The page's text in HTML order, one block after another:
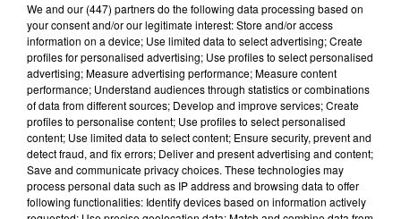
Coudray : vente aux enchères. TSF. Téléphones.
We and our (447) partnersdo the following data processing based on
your consent and/or our legitimate interest: Store and/or access
information on a device; Use limited data to select advertising; Create
profiles for personalised advertising; Use profiles to select personalised
advertising; Measure advertising performance; Measure content
performance; Understand audiences through statistics or combinations
of data from different sources; Develop and improve services; Create
profiles to personalise content; Use profiles to select personalised
content; Use limited data to select content; Ensure security, prevent and
detect fraud, and fix errors; Deliver and present advertising and content;
Save and communicate privacy choices. These technologies may
process personal data such as IP address and browsing data to offer
following functionalities: Identify devices based on information actively